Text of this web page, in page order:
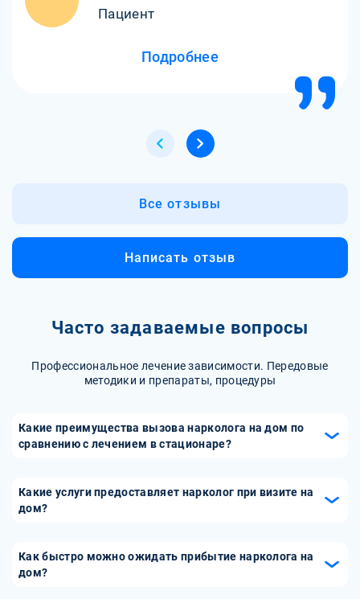
Пациент
Подробнее
Все отзывы
Написать отзыв
Часто задаваемые вопросы
Профессиональное лечение зависимости. Передовые
методики и препараты, процедуры
Какие преимущества вызова нарколога на дом по
сравнению с лечением в стационаре?
квалифицированную помощь в комфортной для пациента
обстановке. Это особенно важно, если пациент
провести необходимые процедуры, такие как
детоксикация, и дать рекомендации по дальнейшему
Какие услуги предоставляет нарколог при визите на
дом?
включая детоксикацию, купирование абстинентного
синдрома, оценку общего состояния пациента,
Как быстро можно ожидать прибытие нарколога на
дом?